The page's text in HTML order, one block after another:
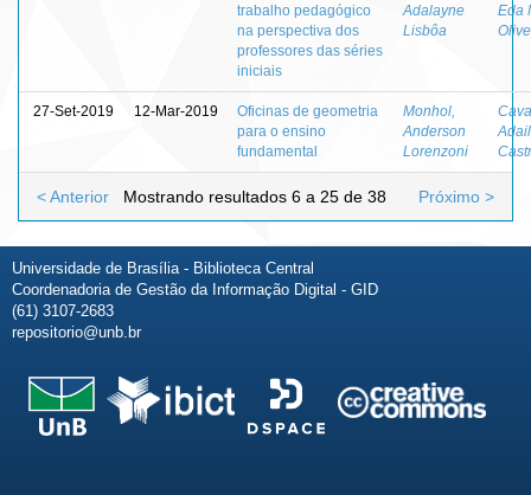
trabalho pedagógico
na perspectiva dos
professores das séries
iniciais
Adalayne
Lisbôa
Eda
27-Set-2019 12-Mar-2019
Oficinas de geometria
para o ensino
fundamental
Monhol,
Anderson
Lorenzoni
Mostrando resultados 6 a 25 de 38
< Anterior Próximo >
Universidade de Brasília - Biblioteca Central
Coordenadoria de Gestão da Informação Digital - GID
(61) 3107-2683
repositorio@unb.br